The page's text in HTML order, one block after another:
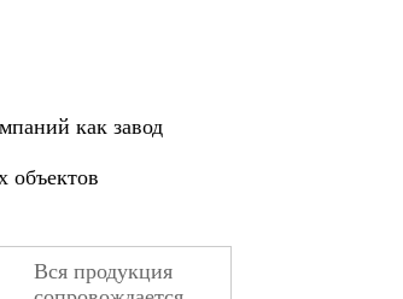
как завод
объектов
Вся продукция